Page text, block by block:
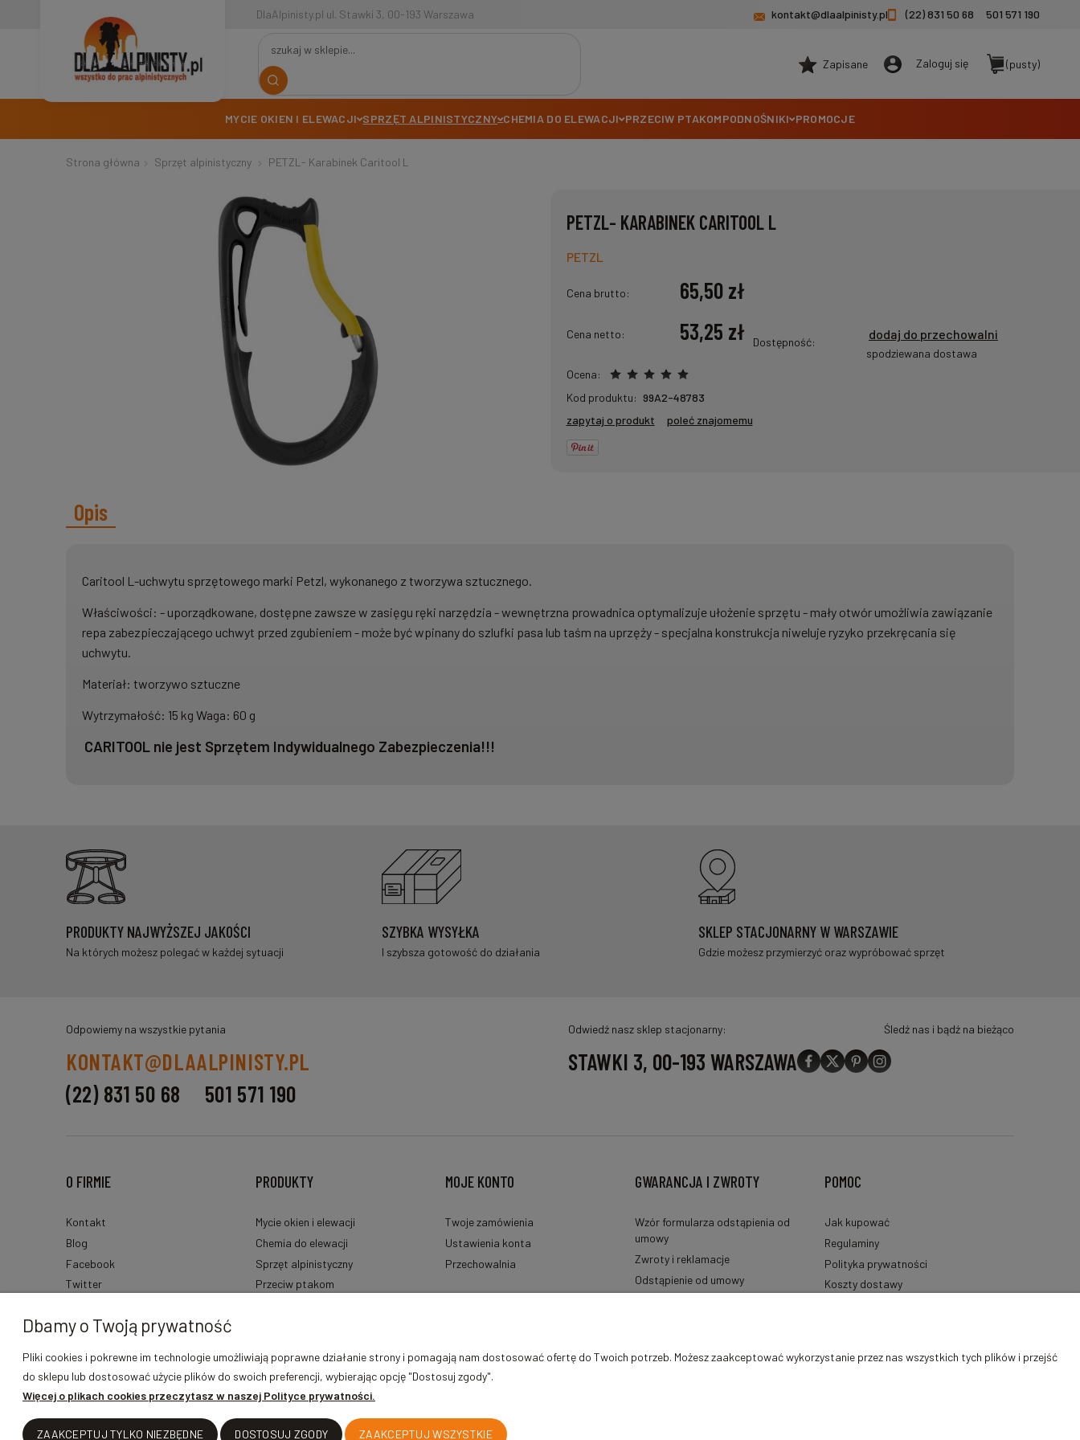
DlaAlpinisty.pl ul. Stawki 3, 00-193 Warszawa kontakt@dlaalpinisty.pl (22) 831 50 68 501 571 190
(pusty)
Zapisane Zaloguj się
MYCIE OKIEN I ELEWACJI SPRZĘT ALPINISTYCZNY CHEMIA DO ELEWACJI PRZECIW PTAKOMPODNOŚNIKI PROMOCJE
Strona główna Sprzęt alpinistyczny PETZL- Karabinek Caritool L
PETZL- KARABINEK CARITOOL L
PETZL
Cena brutto: 65,50 zł
Cena netto: 53,25 zł dodaj do przechowalni
Dostępność:
spodziewana dostawa
Ocena:
Kod produktu: 99A2-48783
zapytaj o produkt
poleć znajomemu
Opis
Caritool L-uchwytu sprzętowego marki Petzl, wykonanego z tworzywa sztucznego.
Właściwości: - uporządkowane, dostępne zawsze w zasięgu ręki narzędzia - wewnętrzna prowadnica optymalizuje ułożenie sprzętu - mały otwór umożliwia zawiązanie
repa zabezpieczającego uchwyt przed zgubieniem - może być wpinany do szlufki pasa lub taśm na uprzęży - specjalna konstrukcja niweluje ryzyko przekręcania się
uchwytu.
Materiał: tworzywo sztuczne
Wytrzymałość: 15 kg Waga: 60 g
CARITOOL nie jest Sprzętem Indywidualnego Zabezpieczenia!!!
PRODUKTY NAJWYŻSZEJ JAKOŚCI
Na których możesz polegać w każdej sytuacji
SZYBKA WYSYŁKA
I szybsza gotowość do działania
SKLEP STACJONARNY W WARSZAWIE
Gdzie możesz przymierzyć oraz wypróbować sprzęt
Odpowiemy na wszystkie pytania
KONTAKT@DLAALPINISTY.PL
(22) 831 50 68
501 571 190
Odwiedź nasz sklep stacjonarny:
STAWKI 3, 00-193 WARSZAWA
Śledź nas i bądź na bieżąco
O FIRMIE
Kontakt
Blog
Facebook
Twitter
Instagram
PRODUKTY
Mycie okien i elewacji
Chemia do elewacji
Sprzęt alpinistyczny
Przeciw ptakom
MOJE KONTO
Twoje zamówienia
Ustawienia konta
Przechowalnia
GWARANCJA I ZWROTY
Wzór formularza odstąpienia od
umowy
Zwroty i reklamacje
Odstąpienie od umowy
POMOC
Jak kupować
Regulaminy
Polityka prywatności
Koszty dostawy
Dbamy o Twoją prywatność
Pliki cookies i pokrewne im technologie umożliwiają poprawne działanie strony i pomagają nam dostosować ofertę do Twoich potrzeb. Możesz zaakceptować wykorzystanie przez nas wszystkich tych plików i przejść
do sklepu lub dostosować użycie plików do swoich preferencji, wybierając opcję "Dostosuj zgody".
Więcej o plikach cookies przeczytasz w naszej Polityce prywatności.
ZAAKCEPTUJ TYLKO NIEZBĘDNE DOSTOSUJ ZGODY ZAAKCEPTUJ WSZYSTKIE